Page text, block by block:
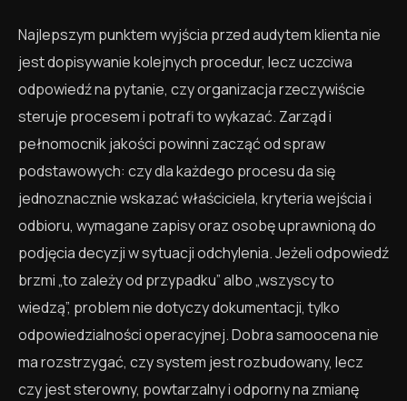
Najlepszym punktem wyjścia przed audytem klienta nie
jest dopisywanie kolejnych procedur, lecz uczciwa
odpowiedź na pytanie, czy organizacja rzeczywiście
steruje procesem i potrafi to wykazać. Zarząd i
pełnomocnik jakości powinni zacząć od spraw
podstawowych: czy dla każdego procesu da się
jednoznacznie wskazać właściciela, kryteria wejścia i
odbioru, wymagane zapisy oraz osobę uprawnioną do
podjęcia decyzji w sytuacji odchylenia. Jeżeli odpowiedź
brzmi „to zależy od przypadku” albo „wszyscy to
wiedzą”, problem nie dotyczy dokumentacji, tylko
odpowiedzialności operacyjnej. Dobra samoocena nie
ma rozstrzygać, czy system jest rozbudowany, lecz
czy jest sterowny, powtarzalny i odporny na zmianę